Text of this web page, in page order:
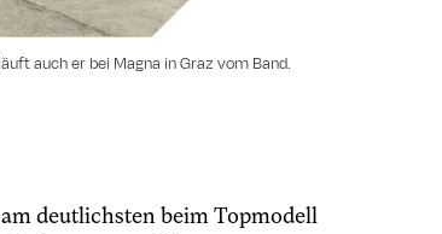
auch er bei Magna in Graz vom Band.
deutlichsten beim Topmodell